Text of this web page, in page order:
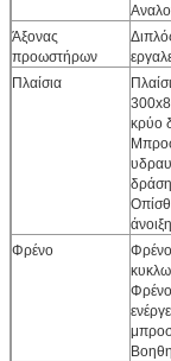
Άξονας
προωστήρων
Πλαίσια
κρύο
Φρένο